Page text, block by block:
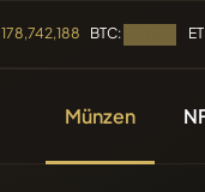
178,742,188 BTC:
Münzen